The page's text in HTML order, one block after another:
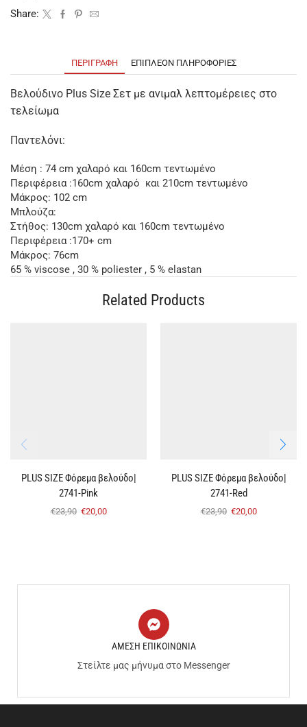
Share:
ΠΕΡΙΓΡΑΦΉ ΕΠΙΠΛΈΟΝ ΠΛΗΡΟΦΟΡΊΕΣ
Βελούδινο Plus Size Σετ με ανιμαλ λεπτομέρειες στο
τελείωμα
Παντελόνι:
Μέση : 74 cm χαλαρό και 160cm τεντωμένο
Περιφέρεια :160cm χαλαρό και 210cm τεντωμένο
Μάκρος: 102 cm
Μπλούζα:
Στήθος: 130cm χαλαρό και 160cm τεντωμένο
Περιφέρεια :170+ cm
Μάκρος: 76cm
65 % viscose , 30 % poliester , 5 % elastan
Related Products
PLUS SIZE Φόρεμα βελούδο|
2741-Pink
€23,90 €20,00
PLUS SIZE Φόρεμα βελούδο|
2741-Red
€23,90 €20,00
ΑΜΕΣΗ ΕΠΙΚΟΙΝΩΝΙΑ
Στείλτε μας μήνυμα στο Messenger